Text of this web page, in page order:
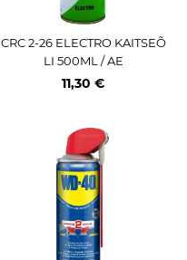
CRC 2-26 ELECTRO KAITSEÕ
LI 500ML / AE
11,30 €